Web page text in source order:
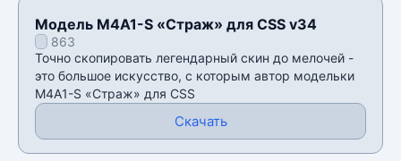
Модель M4A1-S «Страж» для CSS v34
863
Точно скопировать легендарный скин до мелочей -
это большое искусство, с которым автор модельки
M4A1-S «Страж» для CSS
Скачать